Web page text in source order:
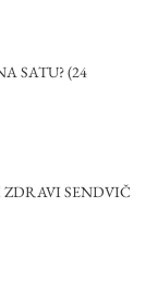
SATU? (24
SENDVIČ